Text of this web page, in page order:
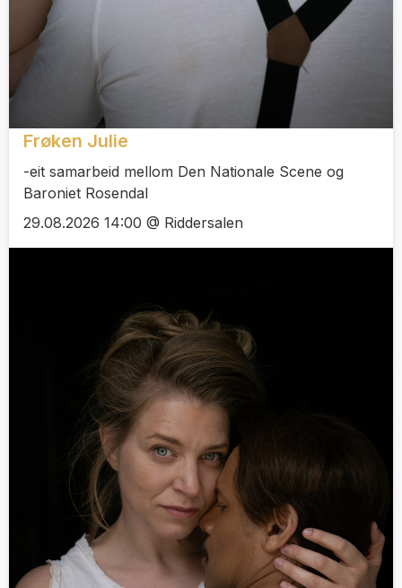
Frøken Julie
-eit samarbeid mellom Den Nationale Scene og
Baroniet Rosendal
29.08.2026 14:00 @ Riddersalen